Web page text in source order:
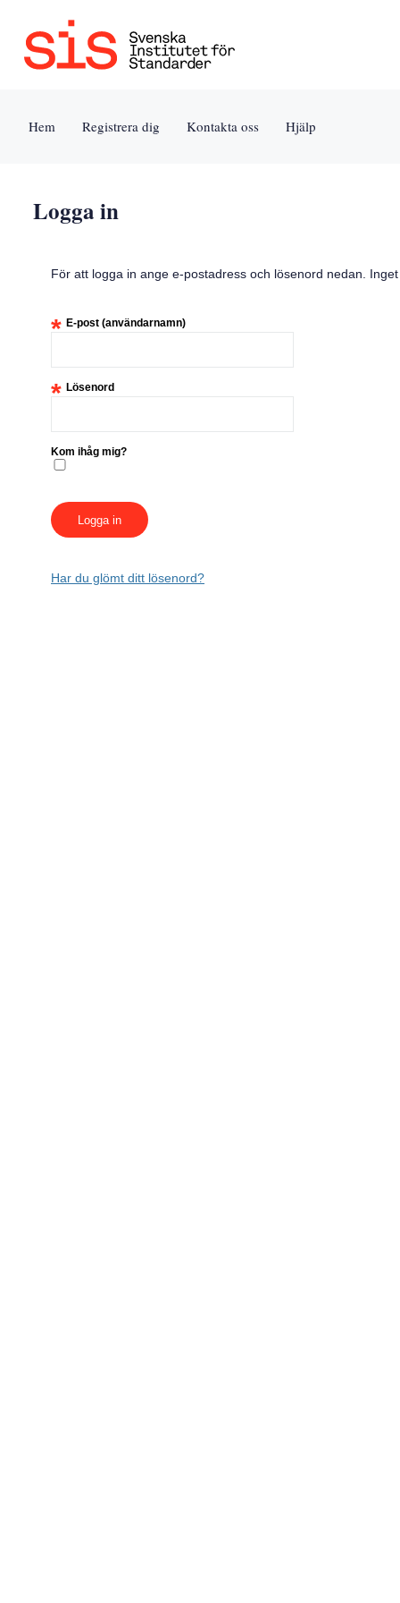
Jump
Hem Registrera dig Kontakta oss Hjälp
Logga in
För att logga in ange e-postadress och lösenord nedan.
* E-post (användarnamn)
* Lösenord
Kom ihåg mig?
Har du glömt ditt lösenord?